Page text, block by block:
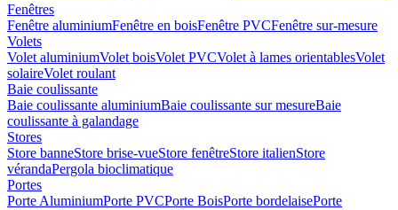
Fenêtres
Fenêtre aluminiumFenêtre en boisFenêtre PVCFenêtre sur-mesure
Volets
Volet aluminiumVolet boisVolet PVCVolet à lames orientablesVolet
solaireVolet roulant
Baie coulissante
Baie coulissante aluminiumBaie coulissante sur mesureBaie
coulissante à galandage
Stores
Store banneStore brise-vueStore fenêtreStore italienStore
vérandaPergola bioclimatique
Portes
Porte AluminiumPorte PVCPorte BoisPorte bordelaisePorte